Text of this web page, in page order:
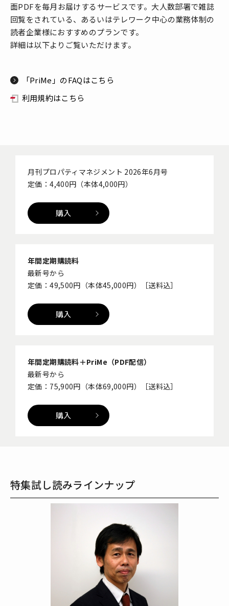
面PDFを毎月お届けするサービスです。大人数部署で雑誌
回覧をされている、あるいはテレワーク中心の業務体制の
読者企業様におすすめのプランです。
詳細は以下よりご覧いただけます。
「PriMe」のFAQはこちら
利用規約はこちら
月刊プロパティマネジメント 2026年6月号
定価：4,400円（本体4,000円）
購入
年間定期購読料
最新号から
定価：49,500円（本体45,000円）［送料込］
購入
年間定期購読料＋PriMe（PDF配信）
最新号から
定価：75,900円（本体69,000円）［送料込］
購入
特集試し読みラインナップ